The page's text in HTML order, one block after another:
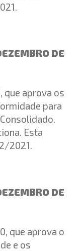
DE
que aprova os
para
Esta
2021.
DE
que aprova o
e os